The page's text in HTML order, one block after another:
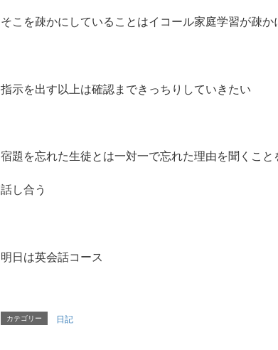
そこを疎かにしていることはイコール家庭学習が疎か
指示を出す以上は確認まできっちりしていきたい
宿題を忘れた生徒とは一対一で忘れた理由を聞くこと
話し合う
明日は英会話コース
カテゴリー 日記